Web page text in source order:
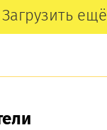
Загрузить ещё